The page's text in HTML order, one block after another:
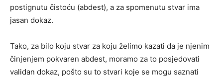
postignutu čistoću (abdest), a za spomenutu stvar ima
jasan dokaz.
Tako, za bilo koju stvar za koju želimo kazati da je njenim
činjenjem pokvaren abdest, moramo za to posjedovati
validan dokaz, pošto su to stvari koje se mogu saznati